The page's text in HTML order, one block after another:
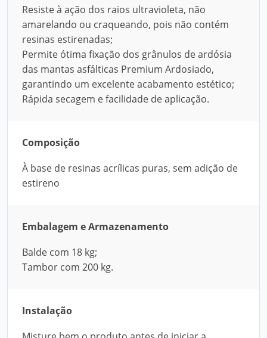
Resiste à ação dos raios ultravioleta, não
amarelando ou craqueando, pois não contém
resinas estirenadas;
Permite ótima fixação dos grânulos de ardósia
das mantas asfálticas Premium Ardosiado,
garantindo um excelente acabamento estético;
Rápida secagem e facilidade de aplicação.
Composição
À base de resinas acrílicas puras, sem adição de
estireno
Embalagem e Armazenamento
Balde com 18 kg;
Tambor com 200 kg.
Instalação